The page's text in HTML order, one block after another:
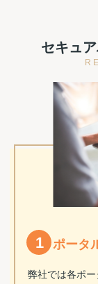
セキュ
1 ポータ
弊社では各ポ